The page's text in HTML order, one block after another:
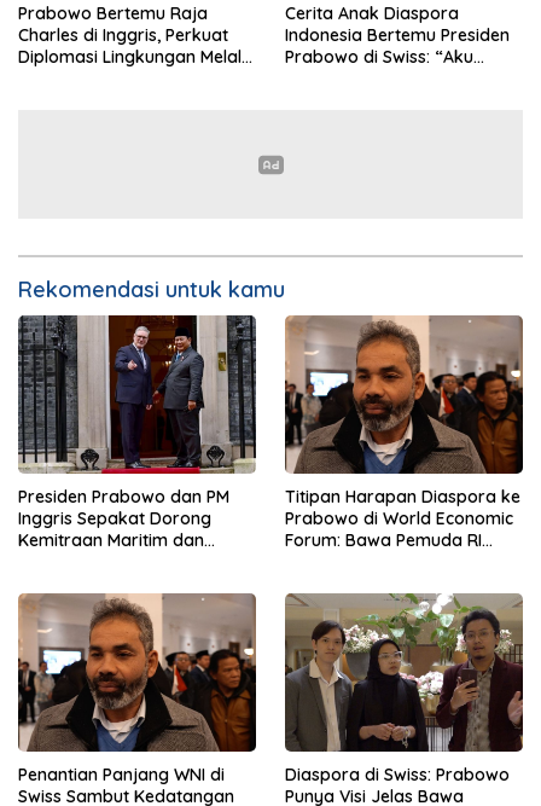
Prabowo Bertemu Raja
Charles di Inggris, Perkuat
Diplomasi Lingkungan Melalui
Cerita Anak Diaspora
Indonesia Bertemu Presiden
Prabowo di Swiss: “Aku
Rekomendasi untuk kamu
Presiden Prabowo dan PM
Inggris Sepakat Dorong
Kemitraan Maritim dan
Titipan Harapan Diaspora ke
Prabowo di World Economic
Forum: Bawa Pemuda RI
Penantian Panjang WNI di
Swiss Sambut Kedatangan
Diaspora di Swiss: Prabowo
Punya Visi Jelas Bawa